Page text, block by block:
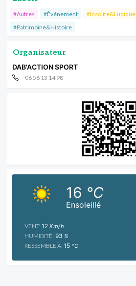
#Autres #Événement #Insolite&Ludique
#Patrimoine&Histoire
Organisateur
DAB'ACTION SPORT
06 58 13 14 98
Ensoleillé
16 °C
VENT: 12 Km/h
HUMIDITÉ: 93 %
RESSEMBLE À: 15 °C